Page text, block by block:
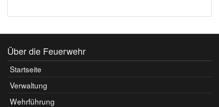
Über die Feuerwehr
Startseite
Verwaltung
Wehrführung